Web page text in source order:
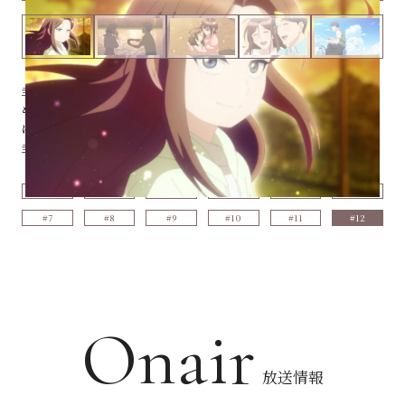
圭介が指定する場所に、麻衣と貴恵は訪れる。そこは奇しくも圭介がはじ
めて貴恵のお弁当を食べた公園だった。懐かしく思う貴恵。麻衣と観覧車
に乗り、別れの予感に貴恵は麻衣へ感謝の言葉を伝える。そして貴恵は、
圭介の決断を目撃する。
#5 #6
#7 #8 #9 #10 #11 #12
Onair 放送情報